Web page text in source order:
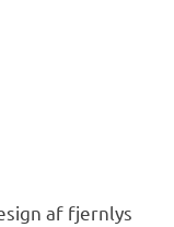
af fjernlys